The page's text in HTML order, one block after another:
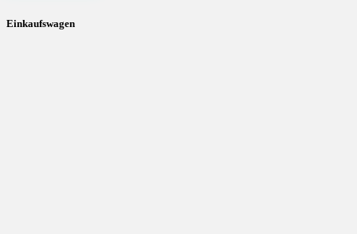
Einkaufswagen